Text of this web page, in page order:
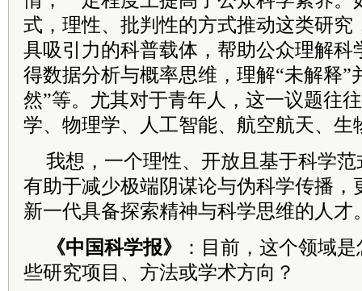
式，理性、批判性的方式推动这类研究
具吸引力的科普载体，帮助公众理解科
得数据分析与概率思维，理解“未解释”
然”等。尤其对于青年人，这一议题往
学、物理学、人工智能、航空航天、生
我想，一个理性、开放且基于科学
有助于减少极端阴谋论与伪科学传播，
新一代具备探索精神与科学思维的人才
《中国科学报》
：目前，这个领域
些研究项目、方法或学术方向？